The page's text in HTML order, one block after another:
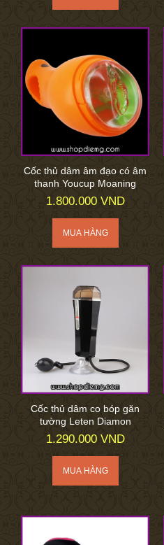
Cốc thủ dâm âm đạo có âm
thanh Youcup Moaning
1.800.000 VND
Cốc thủ dâm co bóp găn
tường Leten Diamon
1.290.000 VND